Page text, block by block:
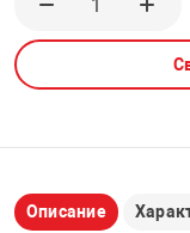
Описание